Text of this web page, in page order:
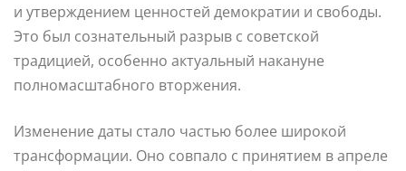
и утверждением ценностей демократии и свободы.
Это был сознательный разрыв с советской
традицией, особенно актуальный накануне
полномасштабного вторжения.
Изменение даты стало частью более широкой
трансформации. Оно совпало с принятием в апреле